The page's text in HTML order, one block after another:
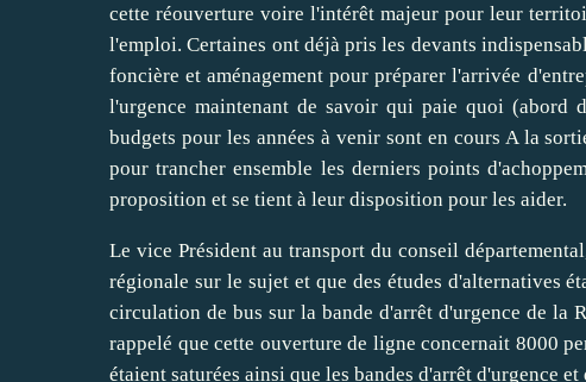
cette réouverture voire l'intérêt majeur pour leur
l'emploi. Certaines ont déjà pris les devants
foncière et aménagement pour préparer l'arrivée
l'urgence maintenant de savoir qui paie quoi (abord
budgets pour les années à venir sont en cours A la
pour trancher ensemble les derniers points
proposition et se tient à leur disposition pour les aider.
Le vice Président au transport du conseil
régionale sur le sujet et que des études d'alternatives
circulation de bus sur la bande d'arrêt d'urgence de la
rappelé que cette ouverture de ligne concernait 8000
étaient saturées ainsi que les bandes d'arrêt d'urgence